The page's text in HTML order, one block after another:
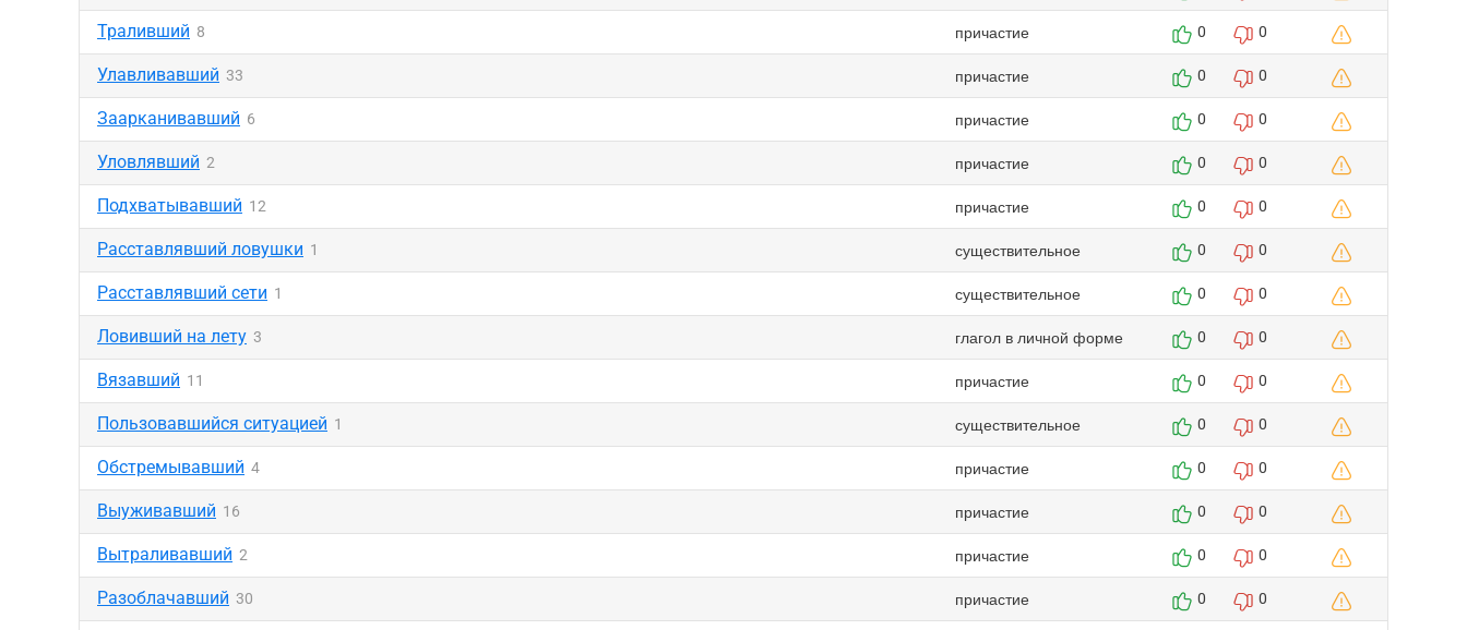
Траливший 8 причастие 0 0
Улавливавший 33 причастие 0 0
Заарканивавший 6 причастие 0 0
Уловлявший 2 причастие 0 0
Подхватывавший 12 причастие 0 0
Расставлявший ловушки 1 существительное 0 0
Расставлявший сети 1 существительное 0 0
Ловивший на лету 3 глагол в личной форме 0 0
Вязавший 11 причастие 0 0
Пользовавшийся ситуацией 1 существительное 0 0
Обстремывавший 4 причастие 0 0
Выуживавший 16 причастие 0 0
Вытраливавший 2 причастие 0 0
Разоблачавший 30 причастие 0 0